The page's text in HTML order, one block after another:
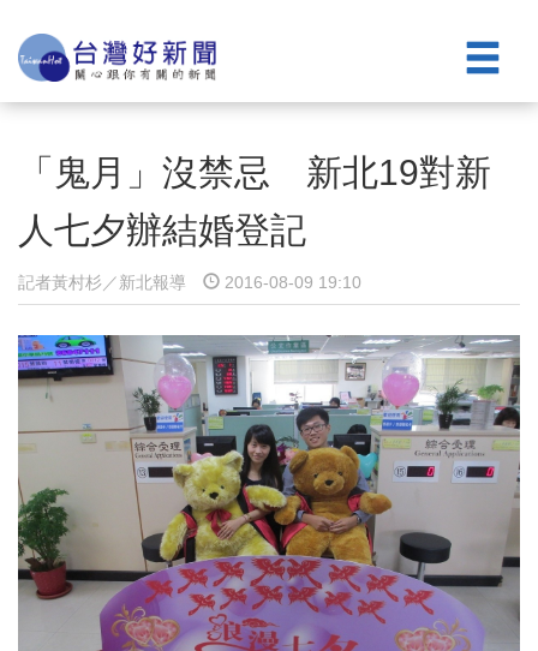
「鬼月」沒禁忌 新北19對新
人七夕辦結婚登記
記者黃村杉／新北報導 2016-08-09 19:10